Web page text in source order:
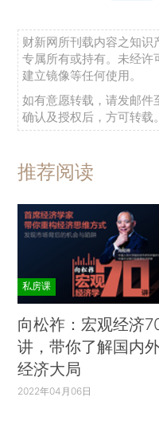
财新网所刊载内容之知识
专属所有或持有。未经许
建立镜像等任何使用。
如有意愿转载，请发邮件
确认及授权后，方可转载。
推荐阅读
私房课
向松祚：宏观经济
讲，带你了解国内
经济大局
2022年04月06日